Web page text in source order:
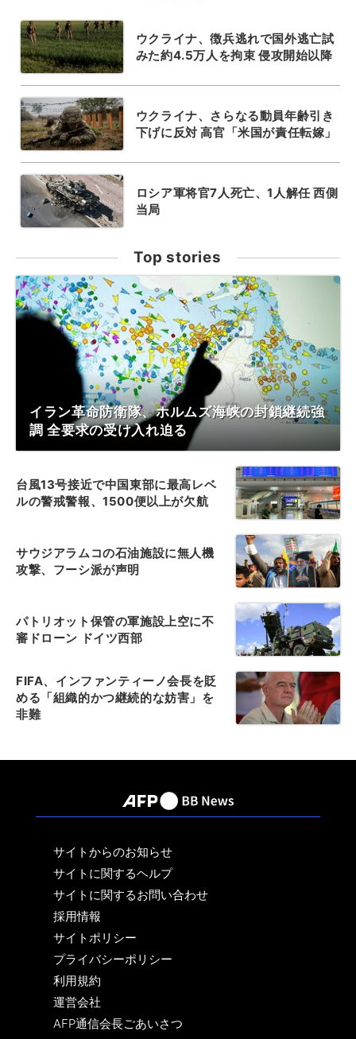
ウクライナ、徴兵逃れで国外逃亡試
みた約4.5万人を拘束 侵攻開始以降
ウクライナ、さらなる動員年齢引き
下げに反対 高官「米国が責任転嫁」
ロシア軍将官7人死亡、1人解任 西側
当局
Top stories
イラン革命防衛隊、ホルムズ海峡の封鎖継続強
調 全要求の受け入れ迫る
台風13号接近で中国東部に最高レベ
ルの警戒警報、1500便以上が欠航
サウジアラムコの石油施設に無人機
攻撃、フーシ派が声明
パトリオット保管の軍施設上空に不
審ドローン ドイツ西部
FIFA、インファンティーノ会長を貶
める「組織的かつ継続的な妨害」を
非難
サイトからのお知らせ
サイトに関するヘルプ
サイトに関するお問い合わせ
採用情報
サイトポリシー
プライバシーポリシー
利用規約
運営会社
AFP通信会長ごあいさつ